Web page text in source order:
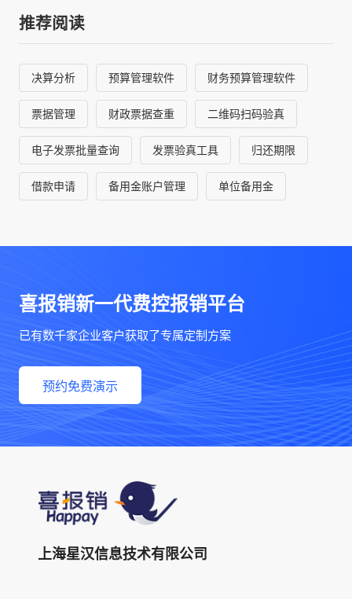
推荐阅读
决算分析 预算管理软件 财务预算管理软件
票据管理 财政票据查重 二维码扫码验真
电子发票批量查询 发票验真工具 归还期限
借款申请 备用金账户管理 单位备用金
喜报销新一代费控报销平台
已有数千家企业客户获取了专属定制方案
预约免费演示
上海星汉信息技术有限公司